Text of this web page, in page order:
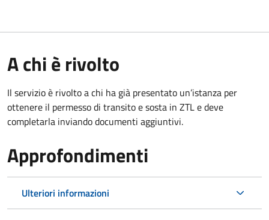
A chi è rivolto
Il servizio è rivolto a chi ha già presentato un’istanza per
ottenere il permesso di transito e sosta in ZTL e deve
completarla inviando documenti aggiuntivi.
Approfondimenti
Ulteriori informazioni